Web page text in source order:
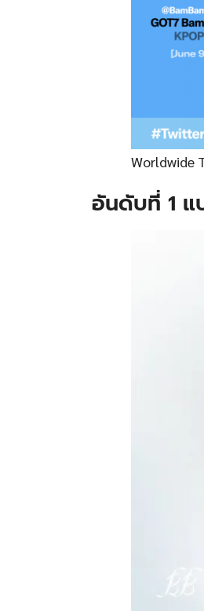
Worldwide
อันดับที่ 1 แ